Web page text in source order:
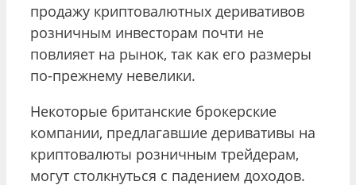
продажу криптовалютных деривативов
розничным инвесторам почти не
повлияет на рынок, так как его размеры
по-прежнему невелики.
Некоторые британские брокерские
компании, предлагавшие деривативы на
криптовалюты розничным трейдерам,
могут столкнуться с падением доходов.